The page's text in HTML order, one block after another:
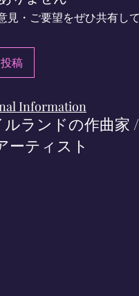
・ご要望をぜひ共有して
稿
ランドの作曲家 /
ーティスト
Information